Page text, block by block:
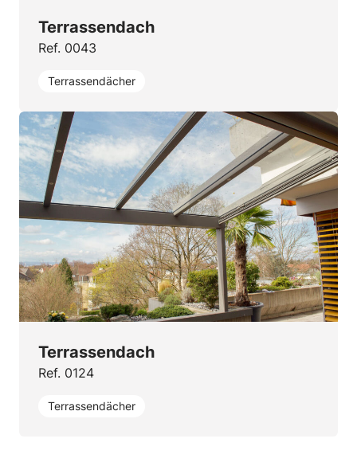
Terrassendach
Ref. 0043
Terrassendächer
Terrassendach
Ref. 0124
Terrassendächer